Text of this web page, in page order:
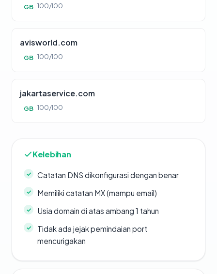
GB 100/100
avisworld.com
GB 100/100
jakartaservice.com
GB 100/100
Kelebihan
Catatan DNS dikonfigurasi dengan benar
Memiliki catatan MX (mampu email)
Usia domain di atas ambang 1 tahun
Tidak ada jejak pemindaian port
mencurigakan